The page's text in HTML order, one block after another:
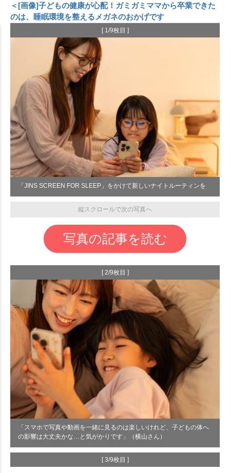
＜[画像]子どもの健康が心配！ガミガミママから卒業できた
のは、睡眠環境を整えるメガネのおかげです
[ 1/9枚目 ]
「JINS SCREEN FOR SLEEP」をかけて新しいナイトルーティンを
縦スクロールで次の写真へ
写真の記事を読む
[ 2/9枚目 ]
「スマホで写真や動画を一緒に見るのは楽しいけれど、子どもの体へ
の影響は大丈夫かな…と気がかりです」（横山さん）
[ 3/9枚目 ]